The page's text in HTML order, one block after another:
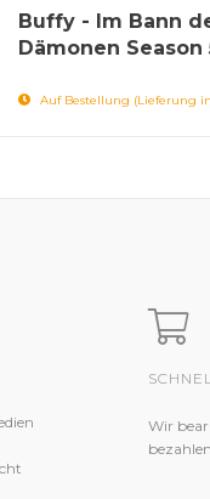
Buffy - Im Bann
Dämonen Season
Auf Bestellung (Lieferung
Wir